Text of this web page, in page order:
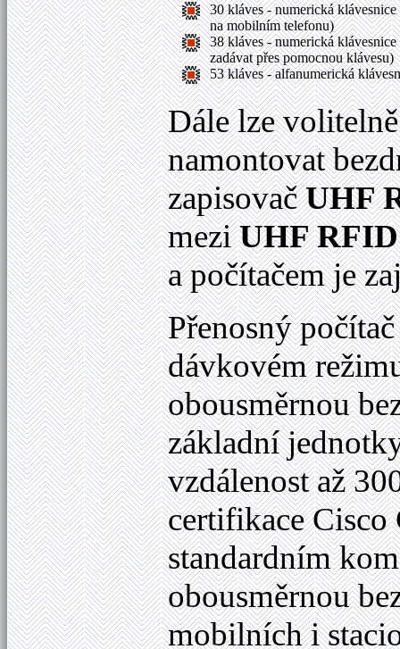
30 kláves - numerická
na mobilním telefonu)
38 kláves - numerická
zadávat přes pomocnou klávesu)
53 kláves - alfanumerická
Dále lze
namontovat
zapisovačUHF
meziUHF RFID
a počítačem je
Přenosný
dávkovém
obousměrnou
základní
vzdálenost až
certifikace
standardním
obousměrnou
mobilních i